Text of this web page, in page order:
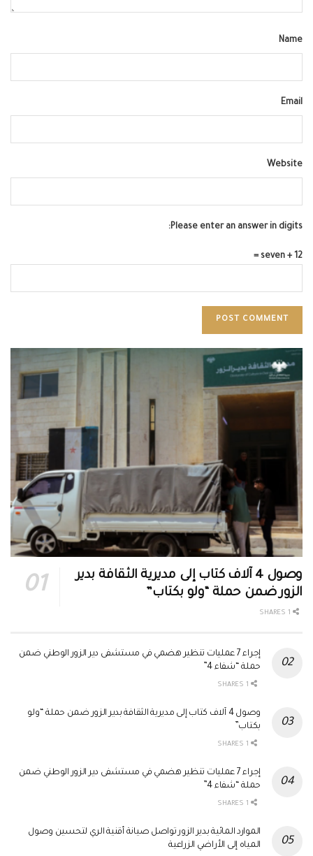
Name
Email
Website
Please enter an answer in digits:
seven + 12 =
وصول 4 آلاف كتاب إلى مديرية الثقافة بدير
الزور ضمن حملة “ولو بكتاب”
إجراء 7 عمليات تنظير هضمي في مستشفى دير الزور الوطني ضمن
حملة “شفاء 4”
وصول 4 آلاف كتاب إلى مديرية الثقافة بدير الزور ضمن حملة “ولو
بكتاب”
إجراء 7 عمليات تنظير هضمي في مستشفى دير الزور الوطني ضمن
حملة “شفاء 4”
الموارد المائية بدير الزور تواصل صيانة أقنية الري لتحسين وصول
المياه إلى الأراضي الزراعية